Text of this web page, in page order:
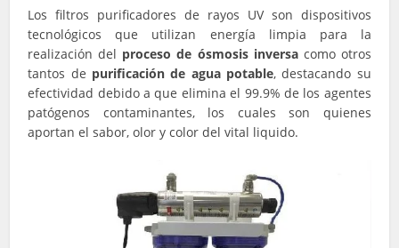
Los filtros purificadores de rayos UV son dispositivos
tecnológicos que utilizan energía limpia para la
realización del proceso de ósmosis inversacomo otros
tantos de purificación de agua potable, destacando su
efectividad debido a que elimina el 99.9% de los agentes
patógenos contaminantes, los cuales son quienes
aportan el sabor, olor y color del vital liquido.